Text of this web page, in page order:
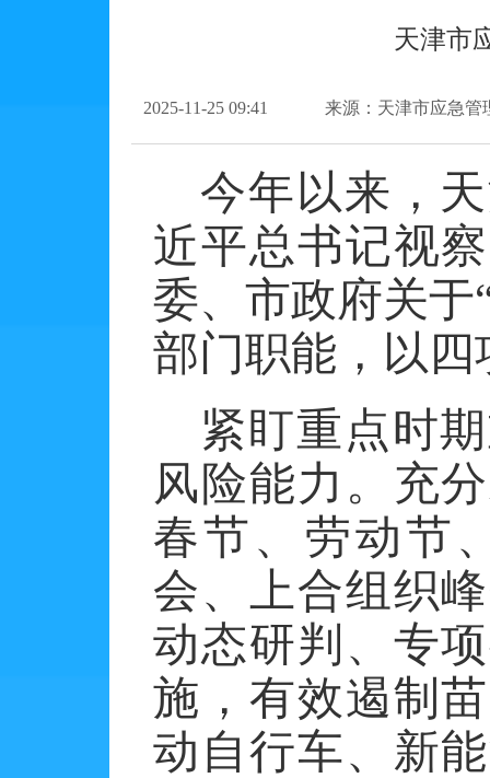
天津市
2025-11-25 09:41 来源：天津市应急管
今年以来，
近平总书记视
委、市政府关于
部门职能，以
紧盯重点时
风险能力。充
春节、劳动节
会、上合组织
动态研判、专
施，有效遏制
动自行车、新